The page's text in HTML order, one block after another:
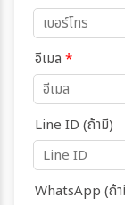
อีเมล *
Line ID (ถ้ามี)
WhatsApp (ถ้